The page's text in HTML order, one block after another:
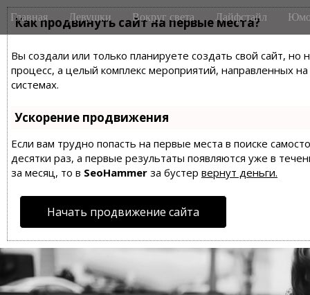
Как продвинуть сайт на первые места?
Вы создали или только планируете создать свой сайт,
процесс, а целый комплекс мероприятий, направленных
системах.
Ускорение продвижения
Если вам трудно попасть на первые места в поиске
десятки раз, а первые результаты появляются уже в
за месяц, то в SeoHammer за бустер вернут деньги.
Начать продвижение сайта
M
a
n
m
e
n
u
i
Главная Девушки Вокруг света Лайфстайл